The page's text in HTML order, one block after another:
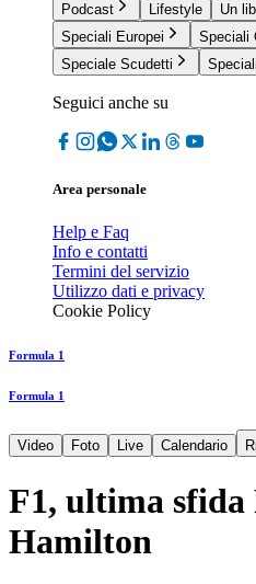
Podcast
Lifestyle
Un
Speciali Europei
Speciali
Speciale Scudetti
Seguici anche su
Area personale
Help e Faq
Info e contatti
Termini del servizio
Utilizzo dati e privacy
Cookie Policy
Formula 1
Formula 1
Video Foto Live Calendario
F1, ultima sfida
Hamilton